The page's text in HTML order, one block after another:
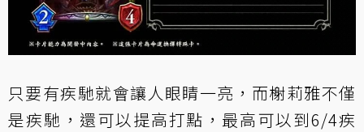
只要有疾馳就會讓人眼睛一亮，而榭莉雅不僅
是疾馳，還可以提高打點，最高可以到6/4疾